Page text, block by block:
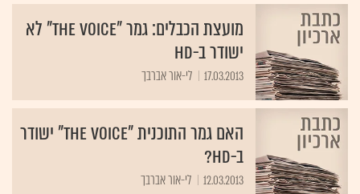
מועצת הכבלים: גמר "The Voice" לא
ישודר ב-HD
17.03.2013 לי-אור אברבך
האם גמר התוכנית "The Voice" ישודר
ב-HD?
12.03.2013